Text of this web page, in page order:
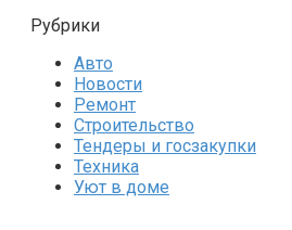
Рубрики
Авто
Новости
Ремонт
Строительство
Тендеры и госзакупки
Техника
Уют в доме